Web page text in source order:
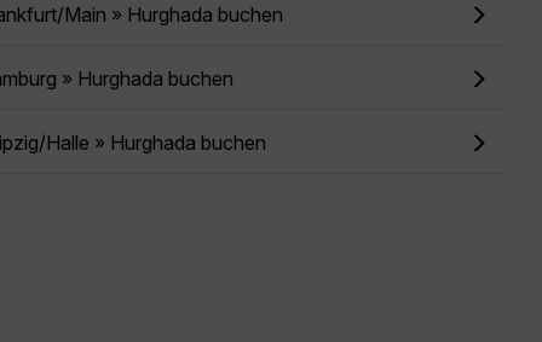
Main » Hurghada buchen
» Hurghada buchen
Halle » Hurghada buchen